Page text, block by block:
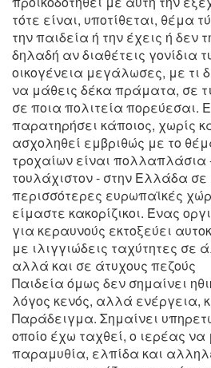
τότε είναι, υποτίθεται, θέμα
την παιδεία ή την έχεις ή δεν
δηλαδή αν διαθέτεις γονίδια
οικογένεια μεγάλωσες, με τι
να μάθεις δέκα πράματα, σε
σε ποια πολιτεία πορεύεσαι.
παρατηρήσει κάποιος, χωρίς
ασχοληθεί εμβριθώς με το
τροχαίων είναι πολλαπλάσια
τουλάχιστον - στην Ελλάδα σε
περισσότερες ευρωπαϊκές
είμαστε κακορίζικοι. Ένας
για κεραυνούς εκτοξεύει
με ιλιγγιώδεις ταχύτητες σε
αλλά και σε άτυχους πεζούς
Παιδεία όμως δεν σημαίνει
λόγος κενός, αλλά ενέργεια,
Παράδειγμα. Σημαίνει
οποίο έχω ταχθεί, ο ιερέας
παραμυθία, ελπίδα και